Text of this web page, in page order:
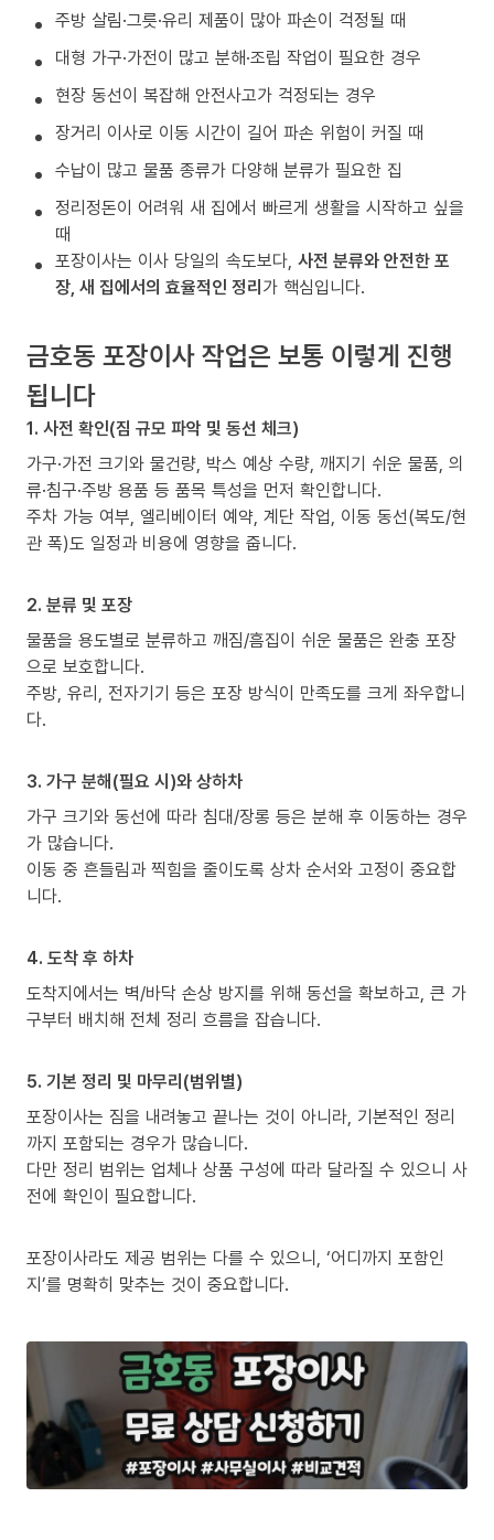
주방 살림·그릇·유리 제품이 많아 파손이 걱정될 때
대형 가구·가전이 많고 분해·조립 작업이 필요한 경우
현장 동선이 복잡해 안전사고가 걱정되는 경우
장거리 이사로 이동 시간이 길어 파손 위험이 커질 때
수납이 많고 물품 종류가 다양해 분류가 필요한 집
정리정돈이 어려워 새 집에서 빠르게 생활을 시작하고 싶을
때
포장이사는 이사 당일의 속도보다, 사전 분류와 안전한 포
장, 새 집에서의 효율적인 정리가 핵심입니다.
금호동 포장이사 작업은 보통 이렇게 진행
됩니다
1. 사전 확인(짐 규모 파악 및 동선 체크)
가구·가전 크기와 물건량, 박스 예상 수량, 깨지기 쉬운 물품, 의
류·침구·주방 용품 등 품목 특성을 먼저 확인합니다.
주차 가능 여부, 엘리베이터 예약, 계단 작업, 이동 동선(복도/현
관 폭)도 일정과 비용에 영향을 줍니다.
2. 분류 및 포장
물품을 용도별로 분류하고 깨짐/흠집이 쉬운 물품은 완충 포장
으로 보호합니다.
주방, 유리, 전자기기 등은 포장 방식이 만족도를 크게 좌우합니
다.
3. 가구 분해(필요 시)와 상하차
가구 크기와 동선에 따라 침대/장롱 등은 분해 후 이동하는 경우
가 많습니다.
이동 중 흔들림과 찍힘을 줄이도록 상차 순서와 고정이 중요합
니다.
4. 도착 후 하차
도착지에서는 벽/바닥 손상 방지를 위해 동선을 확보하고, 큰 가
구부터 배치해 전체 정리 흐름을 잡습니다.
5. 기본 정리 및 마무리(범위별)
포장이사는 짐을 내려놓고 끝나는 것이 아니라, 기본적인 정리
까지 포함되는 경우가 많습니다.
다만 정리 범위는 업체나 상품 구성에 따라 달라질 수 있으니 사
전에 확인이 필요합니다.
포장이사라도 제공 범위는 다를 수 있으니, ‘어디까지 포함인
지’를 명확히 맞추는 것이 중요합니다.